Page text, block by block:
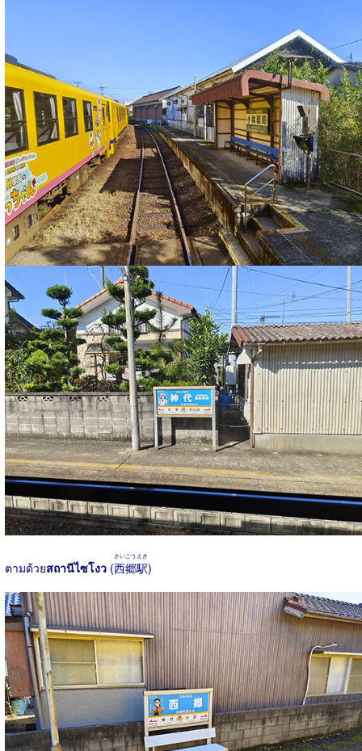
ตามด้วยสถานีไซโงว (西郷駅
さいごうえき
)